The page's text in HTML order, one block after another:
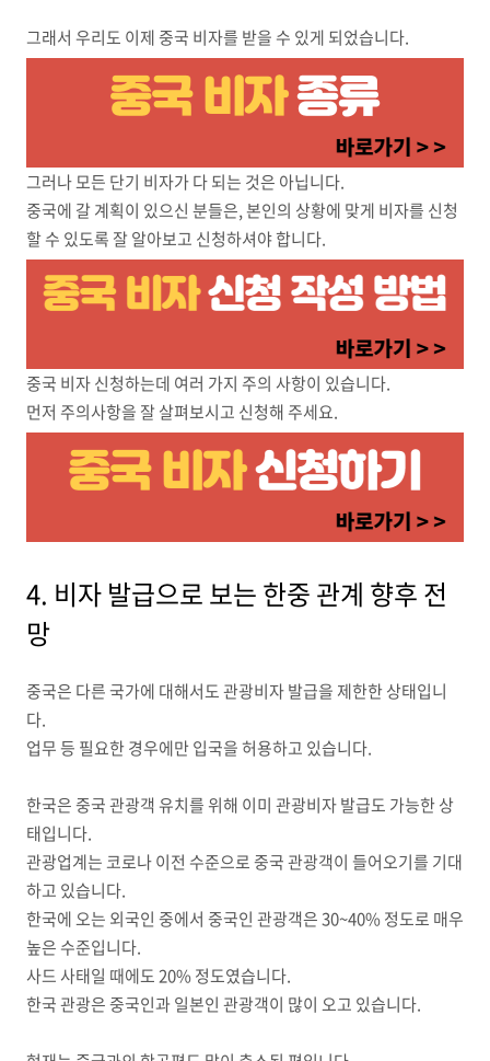
그래서 우리도 이제 중국 비자를 받을 수 있게 되었습니다.
그러나 모든 단기 비자가 다 되는 것은 아닙니다.
중국에 갈 계획이 있으신 분들은, 본인의 상황에 맞게 비자를 신청
할 수 있도록 잘 알아보고 신청하셔야 합니다.
중국 비자 신청하는데 여러 가지 주의 사항이 있습니다.
먼저 주의사항을 잘 살펴보시고 신청해 주세요.
4. 비자 발급으로 보는 한중 관계 향후 전
망
중국은 다른 국가에 대해서도 관광비자 발급을 제한한 상태입니
다.
업무 등 필요한 경우에만 입국을 허용하고 있습니다.
한국은 중국 관광객 유치를 위해 이미 관광비자 발급도 가능한 상
태입니다.
관광업계는 코로나 이전 수준으로 중국 관광객이 들어오기를 기대
하고 있습니다.
한국에 오는 외국인 중에서 중국인 관광객은 30~40% 정도로 매우
높은 수준입니다.
사드 사태일 때에도 20% 정도였습니다.
한국 관광은 중국인과 일본인 관광객이 많이 오고 있습니다.